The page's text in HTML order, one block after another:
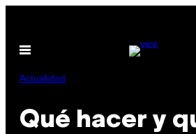
contenido
Abrir
Actualidad
Qué hacer y